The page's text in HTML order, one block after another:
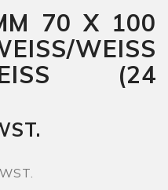
70 X 100
WEISS
(24